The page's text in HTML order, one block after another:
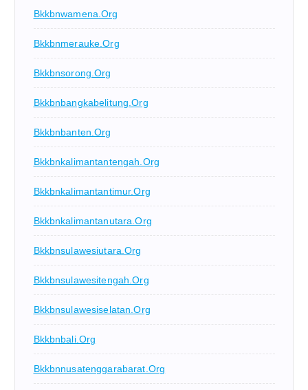
Bkkbnwamena.org
Bkkbnmerauke.org
Bkkbnsorong.org
Bkkbnbangkabelitung.org
Bkkbnbanten.org
Bkkbnkalimantantengah.org
Bkkbnkalimantantimur.org
Bkkbnkalimantanutara.org
Bkkbnsulawesiutara.org
Bkkbnsulawesitengah.org
Bkkbnsulawesiselatan.org
Bkkbnbali.org
Bkkbnnusatenggarabarat.org